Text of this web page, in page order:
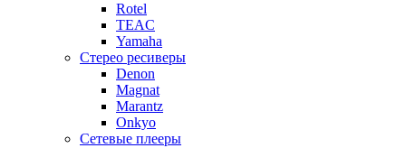
Rotel
TEAC
Yamaha
Стерео ресиверы
Denon
Magnat
Marantz
Onkyo
Сетевые плееры